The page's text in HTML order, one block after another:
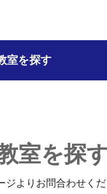
室を探す
室を探
ジよりお問合わせくだ